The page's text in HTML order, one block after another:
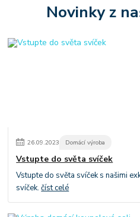
Novinky z
26.09.2023 Domácí výroba
Vstupte do světa svíček
Vstupte do světa svíček s našimi
svíček.číst celé